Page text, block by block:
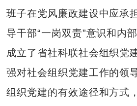
班子在党风廉政建设中应承
导干部“一岗双责”意识和内
成立了省社科联社会组织党
强对社会组织党建工作的领
组织党建的有效途径和方式